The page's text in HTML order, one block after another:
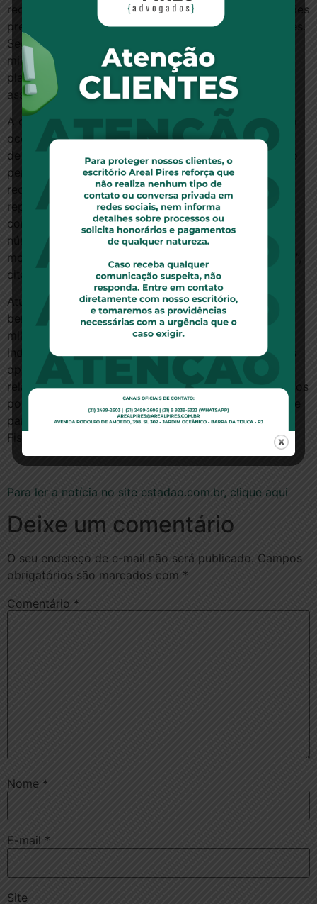
recente averiguação, estão sendo aplicadas suspensões
preventivas, por um período de, no mínimo, três meses.
Segundo o governo, a atual suspensão beneficia 1,8
milhão de consumidores que já contrataram esses
planos e agora deverão ter seus problemas
assistenciais solucionados.
A coleta dos dados para o 8º ciclo de monitoramento
ocorreu entre os dias 19 de agosto e 18 de dezembro
de 2013. A ANS informa que, em relação a este último
período de acompanhamento, recebeu 17.599
reclamações sobre 523 planos de saúde. Isso
representa alta de 16% no número de queixas em
comparação ao período anterior. “Este é o maior
número de reclamações desde que o programa de
monitoramento foi implantado, em dezembro de 2011”,
cita a ANS, em nota.
Atualmente, o setor conta com 50,2 milhões de
beneficiários em planos de assistência médica e 20,7
milhões em planos exclusivamente odontológicos. “A
indução à mudança de comportamento por parte das
operadoras e a consequente melhoria no
relacionamento com os consumidores geram resultados
positivos para todos os usuários de planos de saúde e
para os futuros beneficiários”, avalia o diretor de
Fiscalização da ANS, Bruno Sobral.
Para ler a notícia no site estadao.com.br, clique aqui
Deixe um comentário
O seu endereço de e-mail não será publicado. Campos
obrigatórios são marcados com *
Comentário *
Nome *
E-mail *
Site